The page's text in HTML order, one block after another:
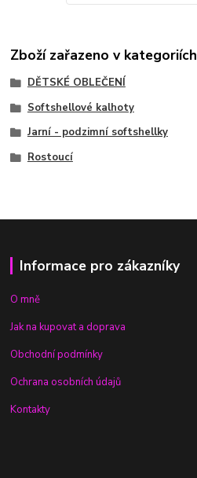
Zboží zařazeno v kategoriích
DĚTSKÉ OBLEČENÍ
Softshellové kalhoty
Jarní - podzimní softshellky
Rostoucí
Informace pro zákazníky
O mně
Jak na kupovat a doprava
Obchodní podmínky
Ochrana osobních údajů
Kontakty